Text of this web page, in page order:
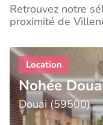
Retrouvez notre
proximité de
Nohée
Douai (59500)